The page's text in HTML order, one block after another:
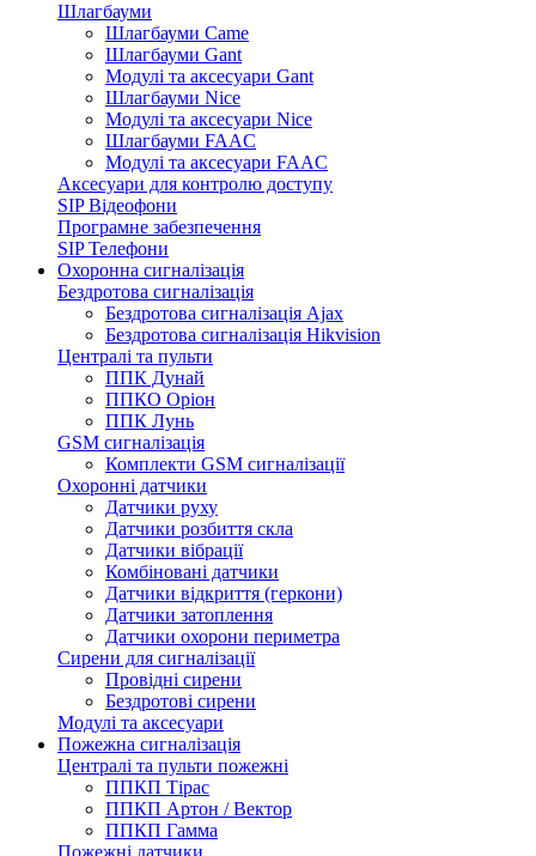
Шлагбауми
Шлагбауми Came
Шлагбауми Gant
Модулі та аксесуари Gant
Шлагбауми Nice
Модулі та аксесуари Nice
Шлагбауми FAAC
Модулі та аксесуари FAAC
Аксесуари для контролю доступу
SIP Відеофони
Програмне забезпечення
SIP Телефони
Охоронна сигналізація
Бездротова сигналізація
Бездротова сигналізація Ajax
Бездротова сигналізація Hikvision
Централі та пульти
ППК Дунай
ППКО Оріон
ППК Лунь
GSM сигналізація
Комплекти GSM сигналізації
Охоронні датчики
Датчики руху
Датчики розбиття скла
Датчики вібрації
Комбіновані датчики
Датчики відкриття (геркони)
Датчики затоплення
Датчики охорони периметра
Сирени для сигналізації
Провідні сирени
Бездротові сирени
Модулі та аксесуари
Пожежна сигналізація
Централі та пульти пожежні
ППКП Тірас
ППКП Артон / Вектор
ППКП Гамма
Пожежні датчики